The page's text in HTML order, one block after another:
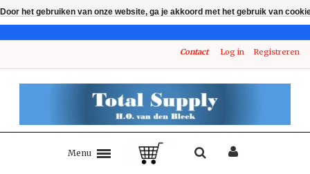
Contact Log in Registreren
Menu
Door het gebruiken van onze website, ga je akkoord met het gebruik van